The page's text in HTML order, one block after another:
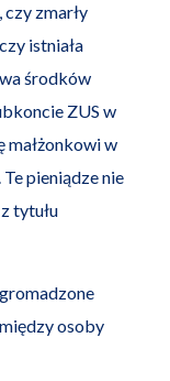
zmarły
istniała
środków
ZUS w
małżonkowi w
pieniądze nie
tytułu
osoby